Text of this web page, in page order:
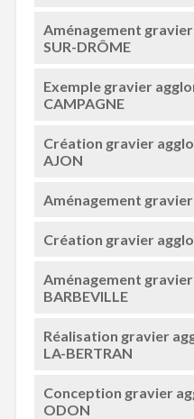
Aménagement gravier
SUR-DRÔME
Exemple gravier
CAMPAGNE
Création gravier
AJON
Aménagement
Création gravier
Aménagement
BARBEVILLE
Réalisation gravier
LA-BERTRAN
Conception gravier
ODON